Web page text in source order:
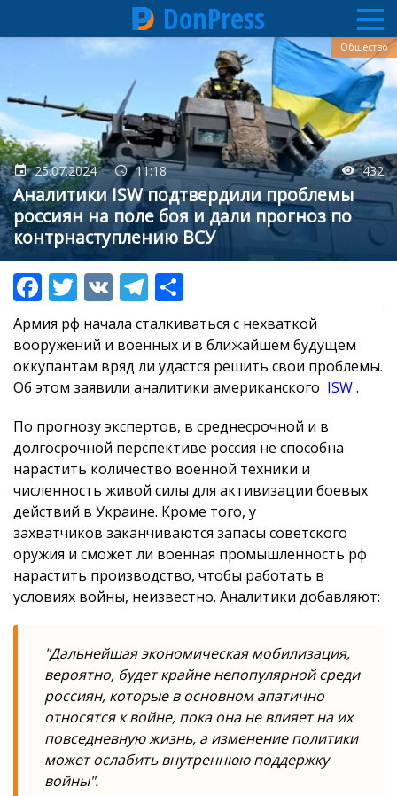
основному
содержанию
DonPress
25.07.2024 11:18 432
Аналитики ISW подтвердили проблемы
россиян на поле боя и дали прогноз по
контрнаступлению ВСУ
Общество
Армия рф начала сталкиваться с нехваткой
вооружений и военных и в ближайшем будущем
оккупантам вряд ли удастся решить свои проблемы.
Об этом заявили аналитики американского ISW.
По прогнозу экспертов, в среднесрочной и в
долгосрочной перспективе россия не способна
нарастить количество военной техники и
численность живой силы для активизации боевых
действий в Украине. Кроме того, у
захватчиков заканчиваются запасы советского
оружия и сможет ли военная промышленность рф
нарастить производство, чтобы работать в
условиях войны, неизвестно. Аналитики добавляют:
"Дальнейшая экономическая мобилизация,
вероятно, будет крайне непопулярной среди
россиян, которые в основном апатично
относятся к войне, пока она не влияет на их
повседневную жизнь, а изменение политики
может ослабить внутреннюю поддержку
войны".